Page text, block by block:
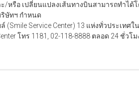
/หรือ เปลี่ยนแปลงเส้นทางบินสามารถทำได้
ษัทฯ กำหนด
Service Center) 13 แห่งทั่วประเทศใ
โทร 1181, 02-118-8888 ตลอด 24 ชั่วโม